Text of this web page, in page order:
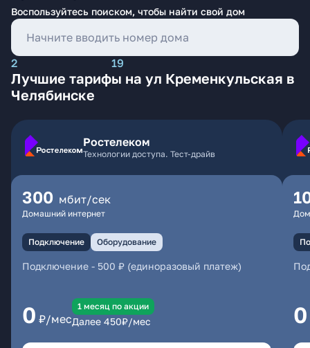
Воспользуйтесь поиском, чтобы найти свой дом
2 19
Лучшие тарифы на ул Кременкульская в
Челябинске
Ростелеком
Технологии доступа. Тест-драйв
300 мбит/сек
Домашний интернет
Подключение Оборудование
Подключение - 500 ₽ (единоразовый платеж)
0 ₽/мес
1 месяц по акции
Далее 450₽/мес 0